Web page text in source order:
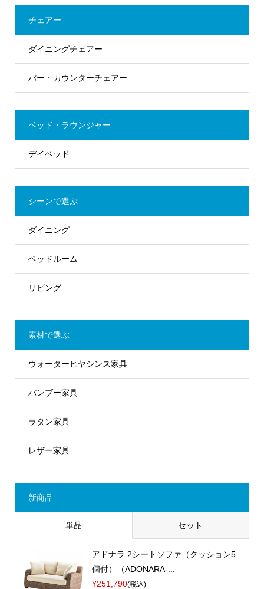
チェアー
ダイニングチェアー
バー・カウンターチェアー
ベッド・ラウンジャー
デイベッド
シーンで選ぶ
ダイニング
ベッドルーム
リビング
素材で選ぶ
ウォーターヒヤシンス家具
バンブー家具
ラタン家具
レザー家具
新商品
単品 セット
アドナラ 2シートソファ（クッション5
個付）（ADONARA-...
¥251,790(税込)